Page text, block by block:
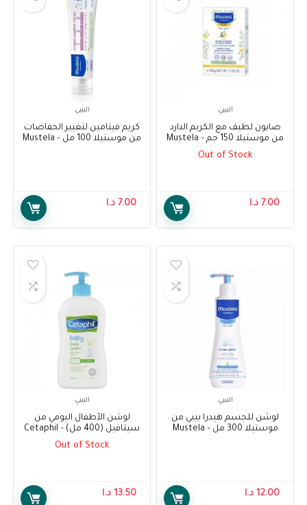
البيبي
صابون لطيف مع الكريم البارد
من موستيلا 150 جم – Mustela
Gentle Soap with Cold Cream
Out of Stock
7.00 د.ا
البيبي
كريم فيتامين لتغيير الحفاضات
من موستيلا 100 مل – Mustela
7.00 د.ا
البيبي
لوشن للجسم هيدرا بيبي من
موستيلا 300 مل – Mustela
12.00 د.ا
البيبي
لوشن الأطفال اليومي من
سيتافيل (400 مل) – Cetaphil
Baby Daily Lotion (400ml)
Out of Stock
13.50 د.ا